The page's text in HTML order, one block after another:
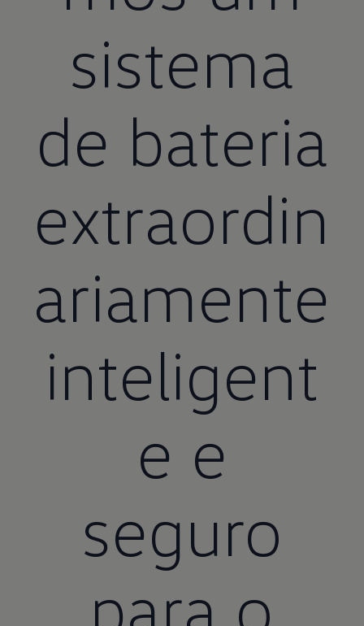
sistema
de bateria
extraordin
ariamente
inteligent
e e
seguro
para o